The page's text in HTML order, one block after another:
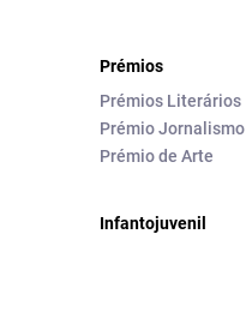
Prémios
Prémios Literários
Prémio Jornalismo
Prémio de Arte
Infantojuvenil